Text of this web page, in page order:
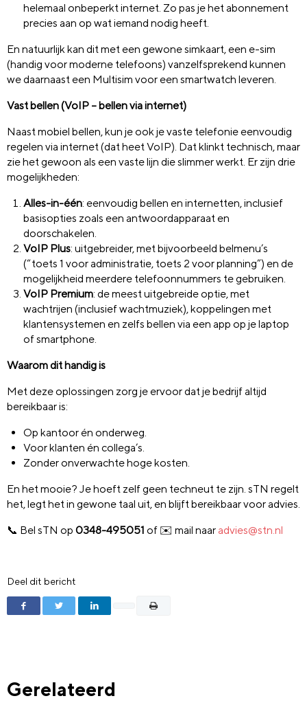
helemaal onbeperkt internet. Zo pas je het abonnement
precies aan op wat iemand nodig heeft.
En natuurlijk kan dit met een gewone simkaart, een e-sim
(handig voor moderne telefoons) vanzelfsprekend kunnen
we daarnaast een Multisim voor een smartwatch leveren.
Vast bellen (VoIP – bellen via internet)
Naast mobiel bellen, kun je ook je vaste telefonie eenvoudig
regelen via internet (dat heet VoIP). Dat klinkt technisch, maar
zie het gewoon als een vaste lijn die slimmer werkt. Er zijn drie
mogelijkheden:
Alles-in-één: eenvoudig bellen en internetten, inclusief
basisopties zoals een antwoordapparaat en
doorschakelen.
VoIP Plus: uitgebreider, met bijvoorbeeld belmenu’s
(“toets 1 voor administratie, toets 2 voor planning”) en de
mogelijkheid meerdere telefoonnummers te gebruiken.
VoIP Premium: de meest uitgebreide optie, met
wachtrijen (inclusief wachtmuziek), koppelingen met
klantensystemen en zelfs bellen via een app op je laptop
of smartphone.
Waarom dit handig is
Met deze oplossingen zorg je ervoor dat je bedrijf altijd
bereikbaar is:
Op kantoor én onderweg.
Voor klanten én collega’s.
Zonder onverwachte hoge kosten.
En het mooie? Je hoeft zelf geen techneut te zijn. sTN regelt
het, legt het in gewone taal uit, en blijft bereikbaar voor advies.
📞 Bel sTN op 0348-495051 of ✉️ mail naar advies@stn.nl
Deel dit bericht
Gerelateerd